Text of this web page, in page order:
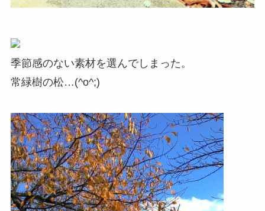
季節感のない素材を選んでしまった。
常緑樹の松…(^o^;)